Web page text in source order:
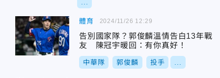
體育
告別國家隊？郭俊麟溫情告白13年戰
友 陳冠宇暖回：有你真好！
中華隊 郭俊麟 投手
2024/11/26 12:29